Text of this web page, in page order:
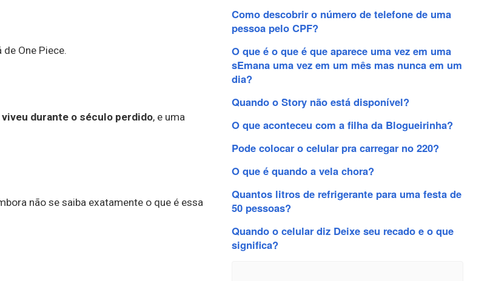
de One Piece.
durante o século perdido, e uma
não se saiba exatamente o que é essa
Como descobrir o número de telefone de uma
pessoa pelo CPF?
O que é o que é que aparece uma vez em uma
sEmana uma vez em um mês mas nunca em um
dia?
Quando o Story não está disponível?
O que aconteceu com a filha da Blogueirinha?
Pode colocar o celular pra carregar no 220?
O que é quando a vela chora?
Quantos litros de refrigerante para uma festa de
50 pessoas?
Quando o celular diz Deixe seu recado e o que
significa?